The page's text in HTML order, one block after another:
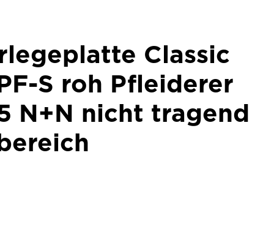
Classic
S roh Pfleiderer
N+N nicht tragend